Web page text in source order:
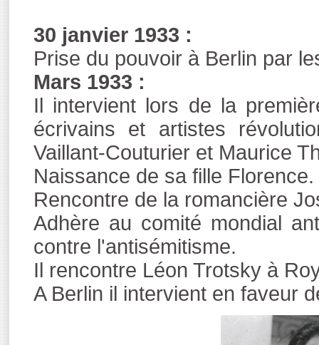
30 janvier 1933 :
Prise du pouvoir à Berlin par
Mars 1933 :
Il intervient lors de la
écrivains et artistes
Vaillant-Couturier et Maurice
Naissance de sa fille Florence.
Rencontre de la romancière
Adhère au comité mondial
contre l'antisémitisme.
Il rencontre Léon Trotsky à
A Berlin il intervient en faveur